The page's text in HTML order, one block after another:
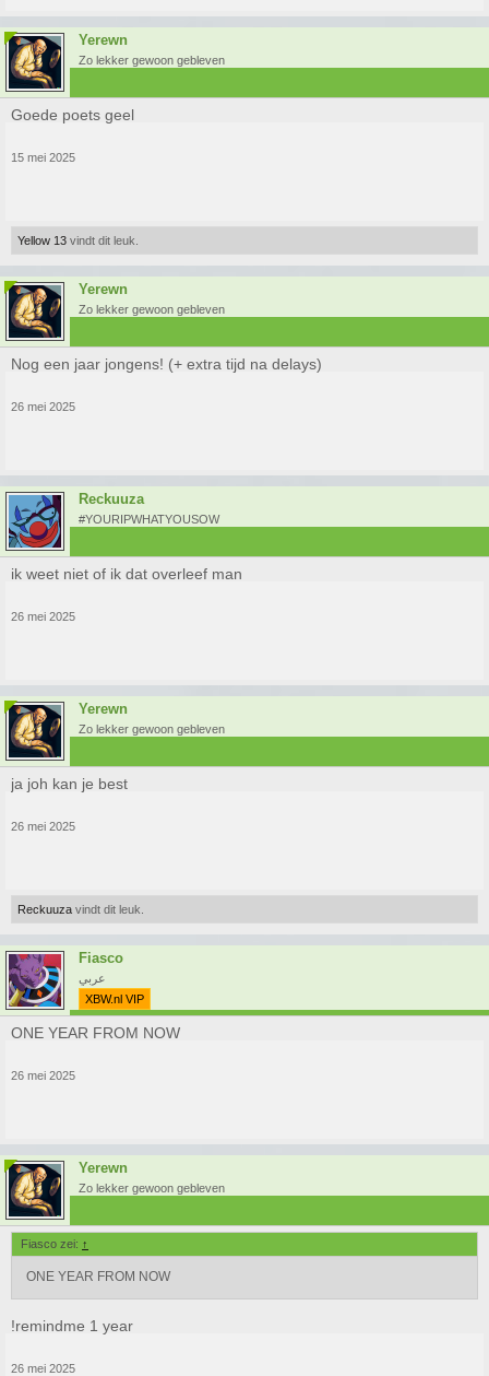
Yerewn
Zo lekker gewoon gebleven
Goede poets geel
15 mei 2025
Yellow 13 vindt dit leuk.
Yerewn
Zo lekker gewoon gebleven
Nog een jaar jongens! (+ extra tijd na delays)
26 mei 2025
Reckuuza
#YOURIPWHATYOUSOW
ik weet niet of ik dat overleef man
26 mei 2025
Yerewn
Zo lekker gewoon gebleven
ja joh kan je best
26 mei 2025
Reckuuza vindt dit leuk.
Fiasco
عربي
XBW.nl VIP
ONE YEAR FROM NOW
26 mei 2025
Yerewn
Zo lekker gewoon gebleven
Fiasco zei: ↑
ONE YEAR FROM NOW
!remindme 1 year
26 mei 2025